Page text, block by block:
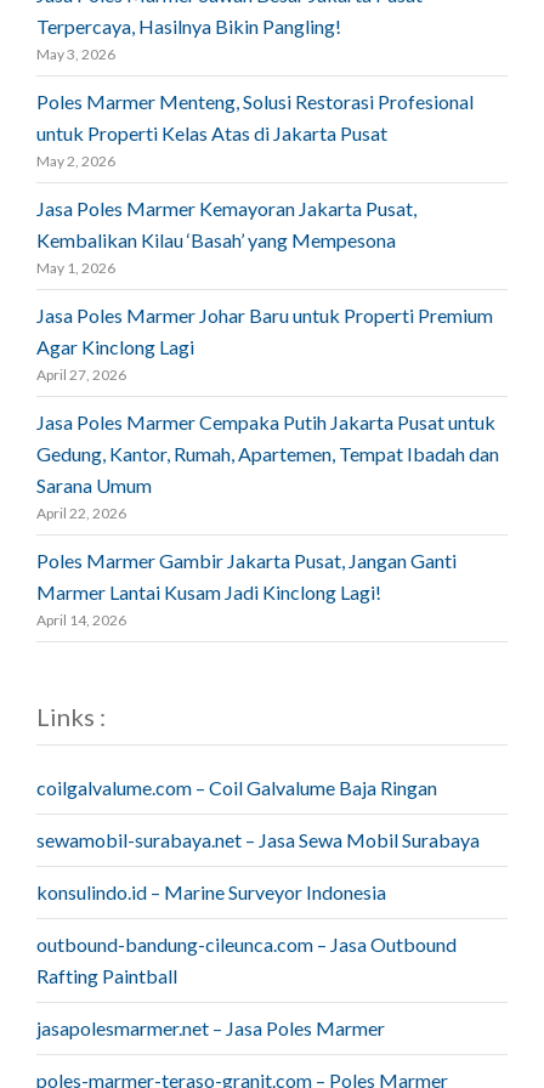
Terpercaya, Hasilnya Bikin Pangling!
May 3, 2026
Poles Marmer Menteng, Solusi Restorasi Profesional
untuk Properti Kelas Atas di Jakarta Pusat
May 2, 2026
Jasa Poles Marmer Kemayoran Jakarta Pusat,
Kembalikan Kilau ‘Basah’ yang Mempesona
May 1, 2026
Jasa Poles Marmer Johar Baru untuk Properti Premium
Agar Kinclong Lagi
April 27, 2026
Jasa Poles Marmer Cempaka Putih Jakarta Pusat untuk
Gedung, Kantor, Rumah, Apartemen, Tempat Ibadah dan
Sarana Umum
April 22, 2026
Poles Marmer Gambir Jakarta Pusat, Jangan Ganti
Marmer Lantai Kusam Jadi Kinclong Lagi!
April 14, 2026
Links :
coilgalvalume.com – Coil Galvalume Baja Ringan
sewamobil-surabaya.net – Jasa Sewa Mobil Surabaya
konsulindo.id – Marine Surveyor Indonesia
outbound-bandung-cileunca.com – Jasa Outbound
Rafting Paintball
jasapolesmarmer.net – Jasa Poles Marmer
poles-marmer-teraso-granit.com – Poles Marmer